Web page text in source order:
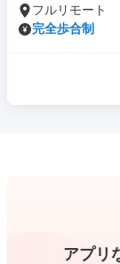
フルリモート
完全歩合制
アプリ